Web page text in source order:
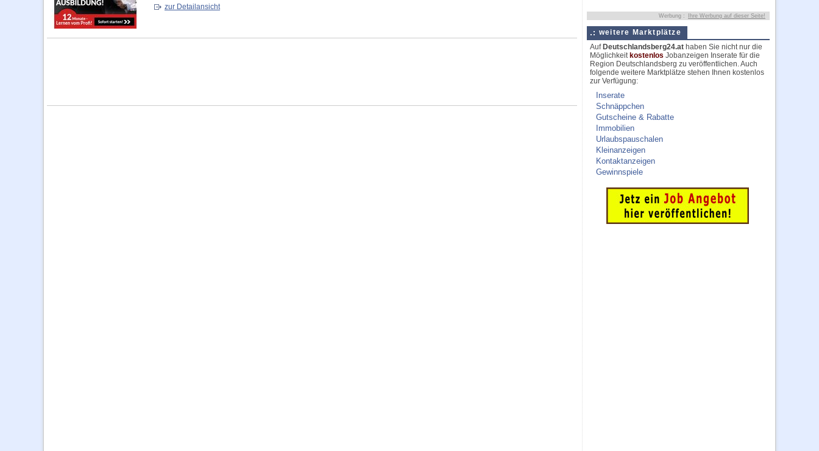
zur Detailansicht
Werbung : Ihre Werbung auf dieser Seite!
weitere Marktplätze
Auf Deutschlandsberg24.at haben Sie nicht nur die
Möglichkeit kostenlos Jobanzeigen Inserate für die
Region Deutschlandsberg zu veröffentlichen. Auch
folgende weitere Marktplätze stehen Ihnen kostenlos
zur Verfügung:
Inserate
Schnäppchen
Gutscheine & Rabatte
Immobilien
Urlaubspauschalen
Kleinanzeigen
Kontaktanzeigen
Gewinnspiele